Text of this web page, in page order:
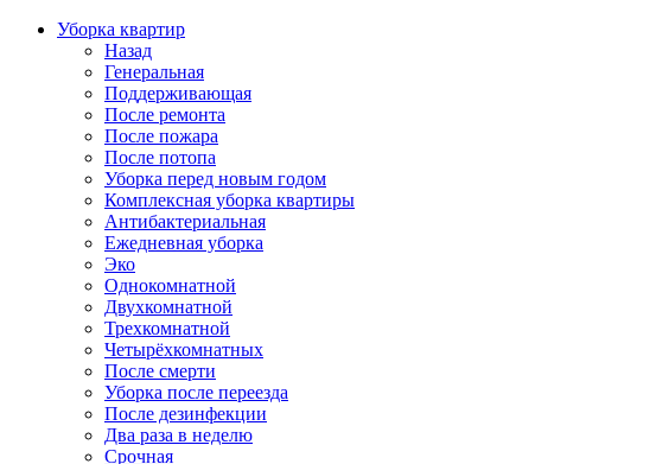
Уборка квартир
Назад
Генеральная
Поддерживающая
После ремонта
После пожара
После потопа
Уборка перед новым годом
Комплексная уборка квартиры
Антибактериальная
Ежедневная уборка
Эко
Однокомнатной
Двухкомнатной
Трехкомнатной
Четырёхкомнатных
После смерти
Уборка после переезда
После дезинфекции
Два раза в неделю
Срочная